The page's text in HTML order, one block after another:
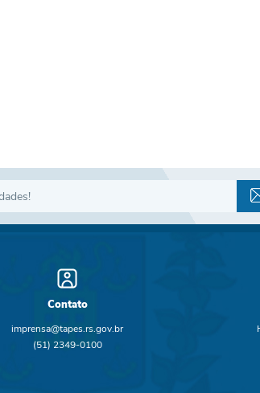
Contato
imprensa@tapes.rs.gov.br
(51) 2349-0100